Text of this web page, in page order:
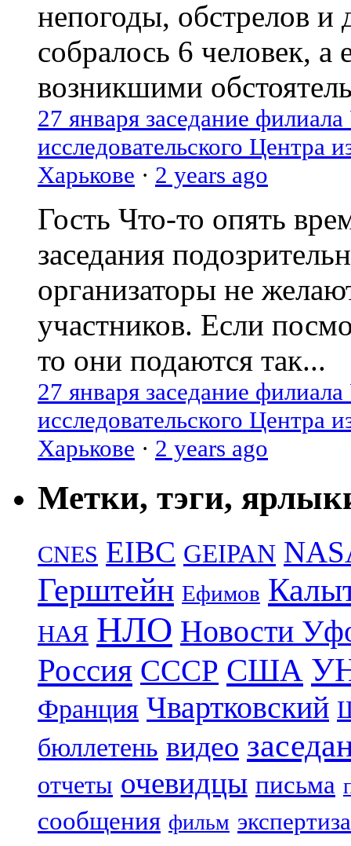
непогоды, обстрелов и
собралось 6 человек, а
возникшими
27 января заседание
исследовательского Центра
Харькове · 2 years ago
Гость Что-то опять
заседания
организаторы не
участников. Если
то они подаются так...
27 января заседание
исследовательского Центра
Харькове · 2 years ago
Метки, тэги,
CNES EIBC GEIPAN
Герштейн Ефимов
НАЯ НЛО Новости
Россия СССР США
Франция Чвартковский
бюллетень видео
отчеты очевидцы письма
сообщения фильм экспертиза